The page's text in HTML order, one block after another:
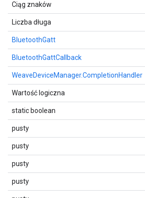
Ciąg znaków
Liczba długa
BluetoothGatt
BluetoothGattCallback
WeaveDeviceManager.CompletionHandler
Wartość logiczna
static boolean
pusty
pusty
pusty
pusty